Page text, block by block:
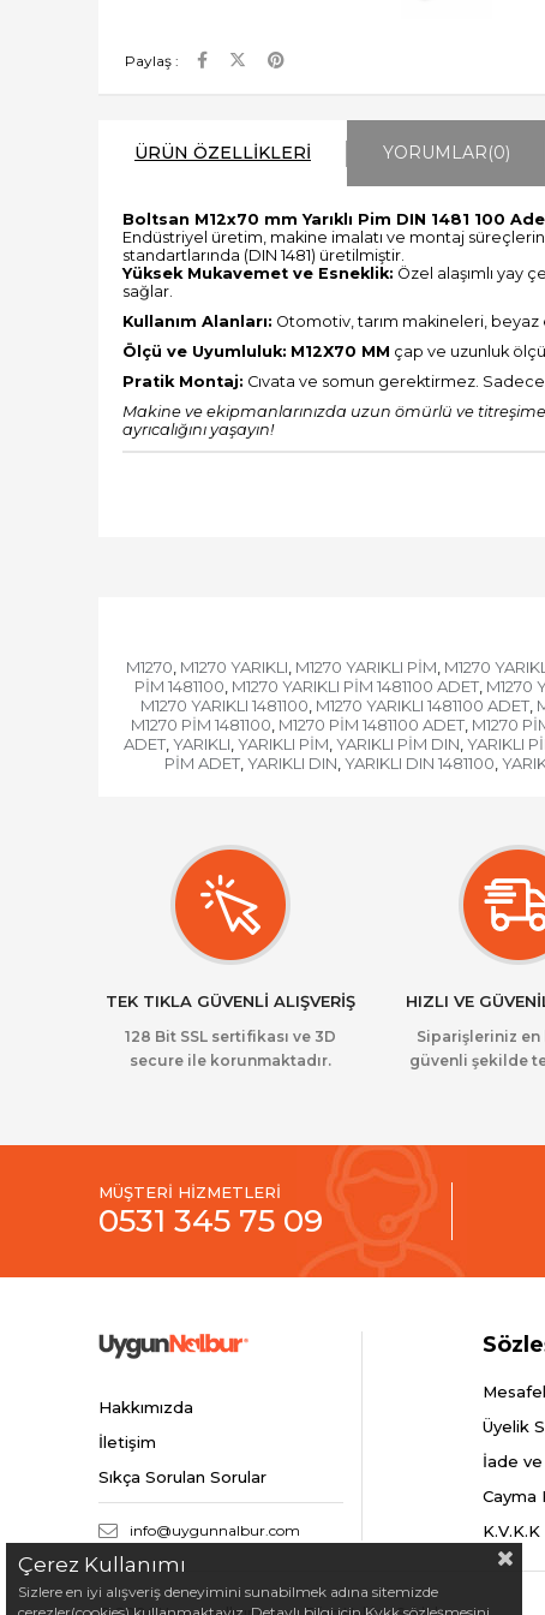
Paylaş :
ÜRÜN ÖZELLIKLERI YORUMLAR(0)
Boltsan M12x70 mm Yarıklı Pim DIN 1481 100
Endüstriyel üretim, makine imalatı ve montaj
standartlarında (DIN 1481) üretilmiştir.
Yüksek Mukavemet ve Esneklik: Özel alaşımlı yay
sağlar.
Kullanım Alanları: Otomotiv, tarım makineleri, beyaz
Ölçü ve Uyumluluk: M12X70 MM çap ve uzunluk
Pratik Montaj: Cıvata ve somun gerektirmez.
Makine ve ekipmanlarınızda uzun ömürlü ve titreşime
ayrıcalığını yaşayın!
M1270, M1270 YARIKLI, M1270 YARIKLI PİM, M1270
PİM 1481100, M1270 YARIKLI PİM 1481100 ADET, M1270
M1270 YARIKLI 1481100, M1270 YARIKLI 1481100 ADET,
M1270 PİM 1481100, M1270 PİM 1481100 ADET, M1270
ADET, YARIKLI, YARIKLI PİM, YARIKLI PİM DIN, YARIKLI
PİM ADET, YARIKLI DIN, YARIKLI DIN 1481100,
TEK TIKLA GÜVENLİ ALIŞVERİŞ
128 Bit SSL sertifikası ve 3D
secure ile korunmaktadır.
HIZLI VE
Siparişleriniz en
güvenli şekilde
MÜŞTERİ HİZMETLERİ
0531 345 75 09
Hakkımızda
İletişim
Sıkça Sorulan Sorular
info@uygunnalbur.com
Üyelik
İade ve
Cayma
K.V.K.K
Çerez Kullanımı
Sizlere en iyi alışveriş deneyimini sunabilmek adına sitemizde